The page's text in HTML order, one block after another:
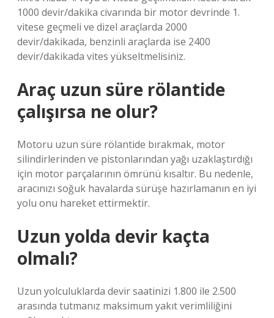
1000 devir/dakika civarında bir motor devrinde 1.
vitese geçmeli ve dizel araçlarda 2000
devir/dakikada, benzinli araçlarda ise 2400
devir/dakikada vites yükseltmelisiniz.
Araç uzun süre rölantide
çalışırsa ne olur?
Motoru uzun süre rölantide bırakmak, motor
silindirlerinden ve pistonlarından yağı uzaklaştırdığı
için motor parçalarının ömrünü kısaltır. Bu nedenle,
aracınızı soğuk havalarda sürüşe hazırlamanın en iyi
yolu onu hareket ettirmektir.
Uzun yolda devir kaçta
olmalı?
Uzun yolculuklarda devir saatinizi 1.800 ile 2.500
arasında tutmanız maksimum yakıt verimliliğini